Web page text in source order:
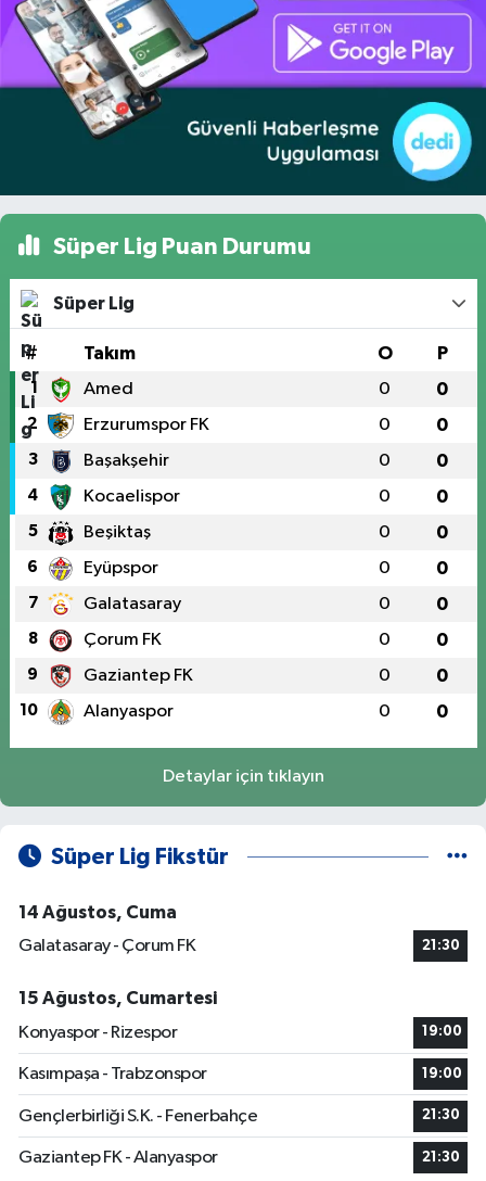
Süper Lig Puan Durumu
Süper Lig
# Takım O P
1 Amed 0 0
2 Erzurumspor FK 0 0
3 Başakşehir 0 0
4 Kocaelispor 0 0
5 Beşiktaş 0 0
6 Eyüpspor 0 0
7 Galatasaray 0 0
8 Çorum FK 0 0
9 Gaziantep FK 0 0
10 Alanyaspor 0 0
Detaylar için tıklayın
Süper Lig Fikstür
14 Ağustos, Cuma
Galatasaray - Çorum FK
21:30
15 Ağustos, Cumartesi
Konyaspor - Rizespor
19:00
Kasımpaşa - Trabzonspor 19:00
Gençlerbirliği S.K. - Fenerbahçe 21:30
Gaziantep FK - Alanyaspor 21:30